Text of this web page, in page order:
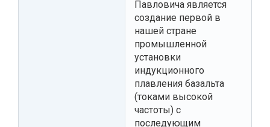
Павловича является
создание первой в
нашей стране
промышленной
установки
индукционного
плавления базальта
(токами высокой
частоты) с
последующим